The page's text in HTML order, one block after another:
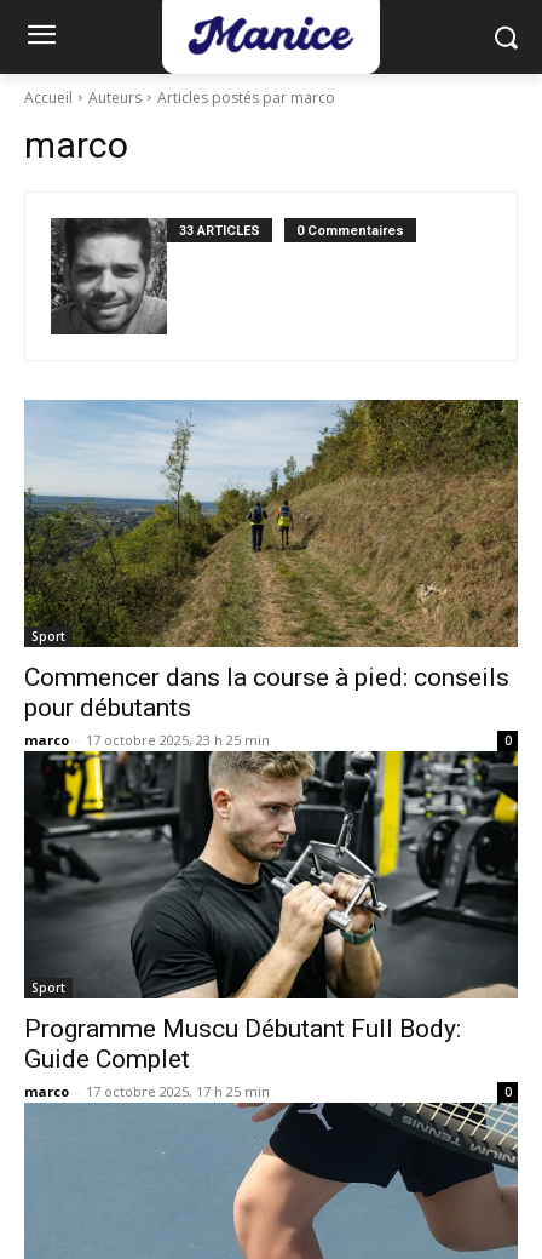
Accueil Auteurs Articles postés par marco
marco
33 ARTICLES 0 Commentaires
Sport
Commencer dans la course à pied: conseils
pour débutants
marco - 17 octobre 2025, 23 h 25 min 0
Sport
Programme Muscu Débutant Full Body:
Guide Complet
marco - 17 octobre 2025, 17 h 25 min 0